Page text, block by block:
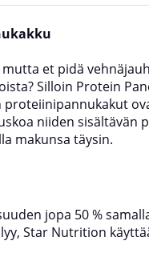
et pidä
Silloin Protein
niiden sisältävän
makunsa täysin.
jopa 50 %
Star Nutrition